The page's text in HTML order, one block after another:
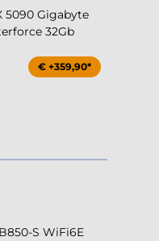
5090 Gigabyte
32Gb
€ +359,90*
S WiFi6E